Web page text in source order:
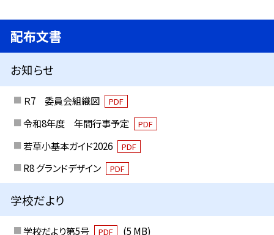
配布文書
お知らせ
Ｒ7 委員会組織図 PDF
令和8年度 年間行事予定 PDF
若草小基本ガイド2026 PDF
R8 グランドデザイン PDF
学校だより
学校だより第5号 PDF
(5 MB)